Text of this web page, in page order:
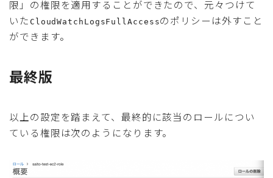
限」の権限を適用することができたので、元々つけて
いた CloudWatchLogsFullAccessのポリシーは外すこと
ができます。
最終版
以上の設定を踏まえて、最終的に該当のロールについ
ている権限は次のようになります。